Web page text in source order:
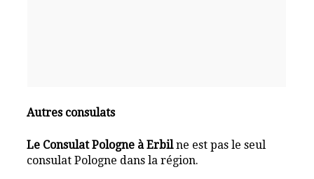
Autres consulats
Le Consulat Pologne à Erbilne est pas le seul
consulat Pologne dans la région.